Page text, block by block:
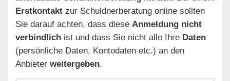
Erstkontakt zur Schuldnerberatung online sollten
Sie darauf achten, dass diese Anmeldung nicht
verbindlich ist und dass Sie nicht alle Ihre Daten
(persönliche Daten, Kontodaten etc.) an den
Anbieter weitergeben.